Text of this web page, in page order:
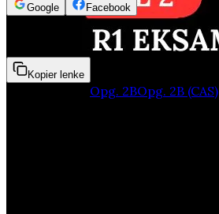
Google Facebook
Kopier lenke
Opg. 2BOpg. 2B (CAS)